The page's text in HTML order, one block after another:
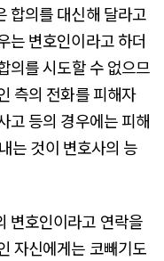
합의를 대신해 달라고
는 변호인이라고 하더
의를 시도할 수 없으므
측의 전화를 피해자
고 등의 경우에는 피해
는 것이 변호사의 능
변호인이라고 연락을
자신에게는 코빼기도